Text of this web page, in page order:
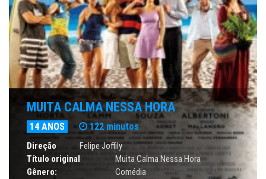
MUITA CALMA NESSA HORA
14 ANOS 122 minutos
Direção
Felipe Joffily
Título original
Muita Calma Nessa Hora
Gênero:
Comédia